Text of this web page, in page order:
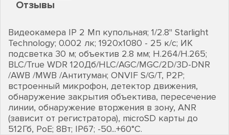
Отзывы
Видеокамера IP 2 Мп купольная; 1/2.8" Starlight
Technology; 0.002 лк; 1920х1080 - 25 к/с; ИК
подсветка 30 м; объектив 2.8 мм; H.264/H.265;
BLC/True WDR 120Дб/HLC/AGC/MGC/2D/3D-DNR
/AWB /MWB /Антитуман; ONVIF S/G/T, P2P;
встроенный микрофон, детектор движения,
обнаружение закрытия объектива, пересечение
линии, обнаружение вторжения в зону, ANR
(зависит от регистратора), microSD карты до
512Гб, PoE; 8Вт; IP67; -50...+60°C.